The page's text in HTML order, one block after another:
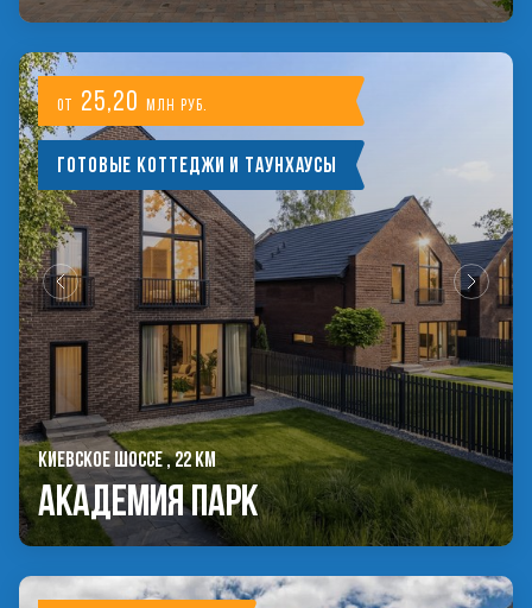
от 25,20 млн руб.
Готовые коттеджи и таунхаусы
КИЕВСКОЕ ШОССЕ , 22 КМ
Академия Парк